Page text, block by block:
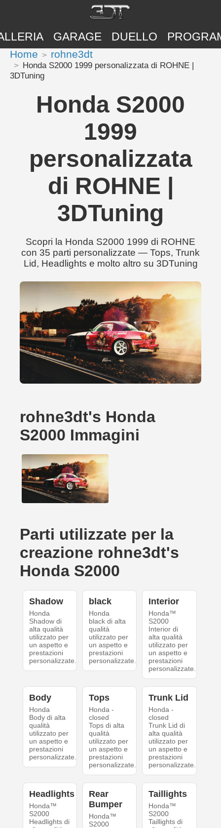
GARAGE DUELLO
Home rohne3dt
Honda S2000 1999 personalizzata di ROHNE |
3DTuning
Honda S2000
1999
personalizzata
di ROHNE |
3DTuning
Scopri la Honda S2000 1999 di ROHNE
con 35 parti personalizzate — Tops, Trunk
Lid, Headlights e molto altro su 3DTuning
rohne3dt's Honda
S2000 Immagini
Parti utilizzate per la
creazione rohne3dt's
Honda S2000
Shadow
Honda
Shadow di
alta qualità
utilizzato per
un aspetto e
prestazioni
personalizzate.
black
Honda
black di alta
qualità
utilizzato per
un aspetto e
prestazioni
personalizzate.
Interior
Honda™
S2000
Interior di
alta qualità
utilizzato per
un aspetto e
prestazioni
personalizzate.
Body
Honda
Body di alta
qualità
utilizzato per
un aspetto e
prestazioni
personalizzate.
Tops
Honda -
closed
Tops di alta
qualità
utilizzato per
un aspetto e
prestazioni
personalizzate.
Trunk Lid
Honda -
closed
Trunk Lid di
alta qualità
utilizzato per
un aspetto e
prestazioni
personalizzate.
Headlights
Honda™
S2000
Headlights di
Rear
Bumper
Honda™
S2000
Taillights
Honda™
S2000
Taillights di